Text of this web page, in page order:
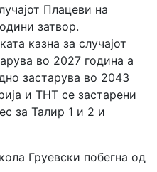
Плацеви на
затвор.
казна за случајот
во 2027 година а
застарува во 2043
и ТНТ се застарени
за Талир 1 и 2 и
Груевски побегна од